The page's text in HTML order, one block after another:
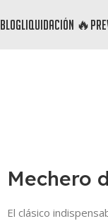
blogliquidación 🔥
Mechero
El clásico